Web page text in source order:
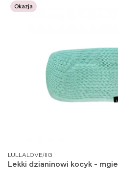
Okazja
PRODUCENT
LULLALOVE/IIG
Lekki dzianinowi kocyk -